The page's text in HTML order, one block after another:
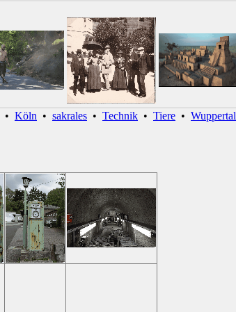
• Köln • sakrales • Technik • Tiere • Wuppertal